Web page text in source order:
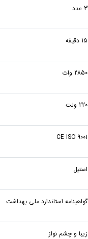
3 عدد
15 دقیقه
2850 وات
220 ولت
CE ISO 9001
استیل
گواهینامه استاندارد ملی بهداشت
زیبا و چشم نواز